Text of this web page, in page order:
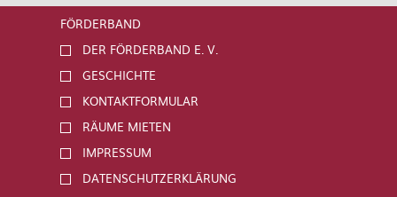
FÖRDERBAND
DER FÖRDERBAND E. V.
GESCHICHTE
KONTAKTFORMULAR
RÄUME MIETEN
IMPRESSUM
DATENSCHUTZERKLÄRUNG